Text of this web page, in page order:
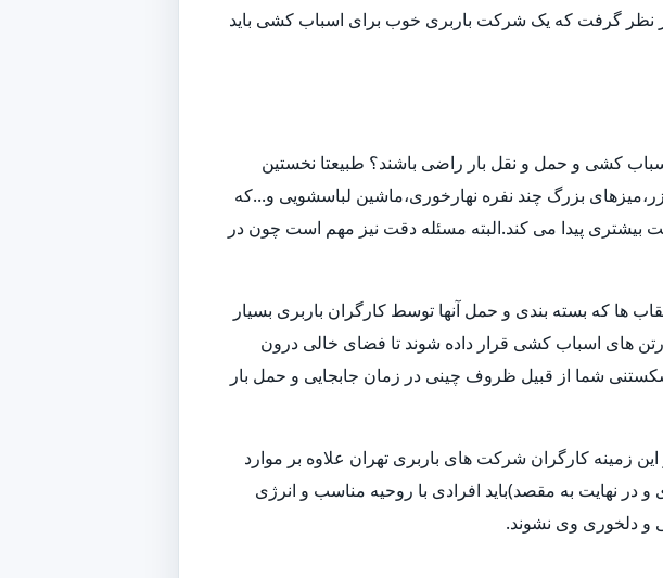
نظر گرفت که یک شرکت باربری خوب برای اسباب کشی باید
کشی و حمل و نقل بار راضی باشند؟ طبیعتا نخستین
بزرگ چند نفره نهارخوری،ماشین لباسشویی و...که
بیشتری پیدا می کند.البته مسئله دقت نیز مهم است چون در
ها که بسته بندی و حمل آنها توسط کارگران باربری بسیار
های اسباب کشی قرار داده شوند تا فضای خالی درون
شکستنی شما از قبیل ظروف چینی در زمان جابجایی و حمل بار
زمینه کارگران شرکت های باربری تهران علاوه بر موارد
نهایت به مقصد)باید افرادی با روحیه مناسب و انرژی
و دلخوری وی نشوند.